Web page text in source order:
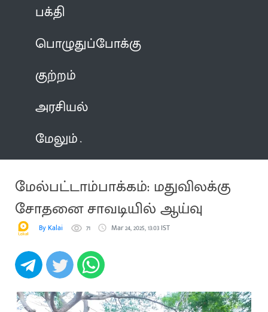
பக்தி
பொழுதுப்போக்கு
குற்றம்
அரசியல்
மேலும்
மேல்பட்டாம்பாக்கம்: மதுவிலக்கு
சோதனை சாவடியில் ஆய்வு
By Kalai 71 Mar 24, 2025, 13:03 IST